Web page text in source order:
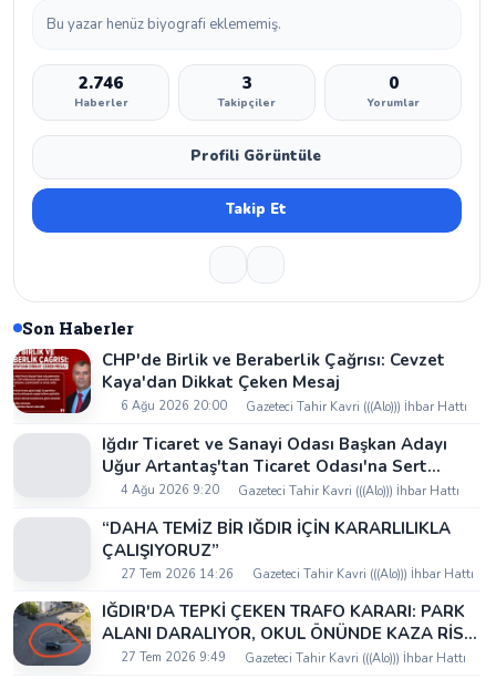
Bu yazar henüz biyografi eklememiş.
2.746
Haberler
3
Takipçiler
0
Yorumlar
Profili Görüntüle
Takip Et
Son Haberler
CHP'de Birlik ve Beraberlik Çağrısı: Cevzet
Kaya'dan Dikkat Çeken Mesaj
6 Ağu 2026 20:00 Gazeteci Tahir Kavri (((Alo))) İhbar Hattı
Iğdır Ticaret ve Sanayi Odası Başkan Adayı
Uğur Artantaş'tan Ticaret Odası'na Sert
Eleştiri: "Nakliyeci Sahipsiz Bırakılamaz"
4 Ağu 2026 9:20 Gazeteci Tahir Kavri (((Alo))) İhbar Hattı
“DAHA TEMİZ BİR IĞDIR İÇİN KARARLILIKLA
ÇALIŞIYORUZ”
27 Tem 2026 14:26 Gazeteci Tahir Kavri (((Alo))) İhbar Hattı
IĞDIR'DA TEPKİ ÇEKEN TRAFO KARARI: PARK
ALANI DARALIYOR, OKUL ÖNÜNDE KAZA RİSKİ
İDDİASI VE IĞDIR VALİSİ NEREDE?
27 Tem 2026 9:49 Gazeteci Tahir Kavri (((Alo))) İhbar Hattı